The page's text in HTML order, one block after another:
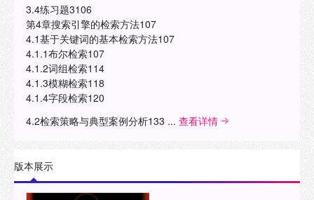
3.4练习题3106
第4章搜索引擎的检索方法107
4.1基于关键词的基本检索方法107
4.1.1布尔检索107
4.1.2词组检索114
4.1.3模糊检索118
4.1.4字段检索120
4.2检索策略与典型案例分析133 ... 查看详情
版本展示